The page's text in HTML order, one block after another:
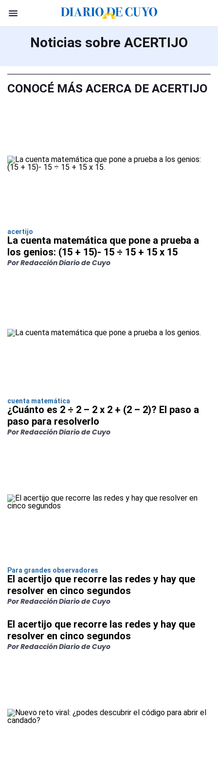
Noticias sobre ACERTIJO
CONOCÉ MÁS ACERCA DE ACERTIJO
acertijo
La cuenta matemática que pone a prueba a
los genios: (15 + 15)- 15 ÷ 15 + 15 x 15
Por Redacción Diario de Cuyo
cuenta matemática
¿Cuánto es 2 ÷ 2 – 2 x 2 + (2 – 2)? El paso a
paso para resolverlo
Por Redacción Diario de Cuyo
Para grandes observadores
El acertijo que recorre las redes y hay que
resolver en cinco segundos
Por Redacción Diario de Cuyo
El acertijo que recorre las redes y hay que
resolver en cinco segundos
Por Redacción Diario de Cuyo